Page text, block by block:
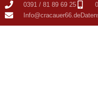
0391 / 81 89 69 25
Info@cracauer66.de